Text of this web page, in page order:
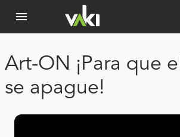
menu
Art-ON ¡Para que
se apague!